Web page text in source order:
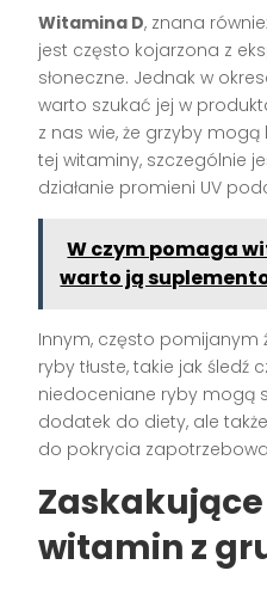
Witamina D, znana
jest często kojarzona z
słoneczne. Jednak w
warto szukać jej w
z nas wie, że grzyby
tej witaminy, szczególnie
działanie promieni UV
W czym pomaga
warto ją
Innym, często pomijanym
ryby tłuste, takie jak śledź
niedoceniane ryby mogą
dodatek do diety, ale
do pokrycia
Zaskakujące
witamin z